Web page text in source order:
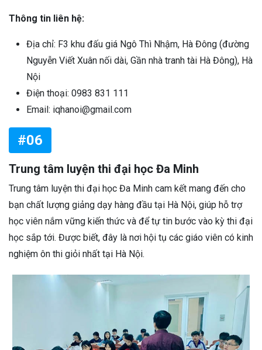
Thông tin liên hệ:
Địa chỉ: F3 khu đấu giá Ngô Thì Nhậm, Hà Đông (đường
Nguyễn Viết Xuân nối dài, Gần nhà tranh tài Hà Đông), Hà
Nội
Điện thoại: 0983 831 111
Email: iqhanoi@gmail.com
#06
Trung tâm luyện thi đại học Đa Minh
Trung tâm luyện thi đại học Đa Minh cam kết mang đến cho
bạn chất lượng giảng dạy hàng đầu tại Hà Nội, giúp hỗ trợ
học viên nắm vững kiến thức và để tự tin bước vào kỳ thi đại
học sắp tới. Được biết, đây là nơi hội tụ các giáo viên có kinh
nghiệm ôn thi giỏi nhất tại Hà Nội.